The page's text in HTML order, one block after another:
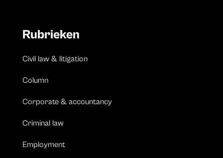
Rubrieken
Civil law & litigation
Column
Corporate & accountancy
Criminal law
Employment